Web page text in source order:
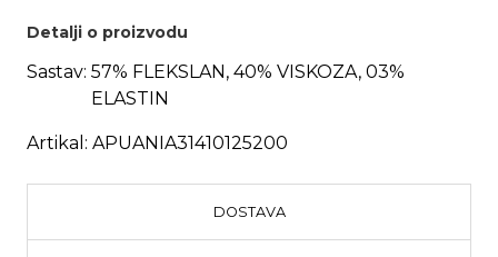
Detalji o proizvodu
Sastav: 57% FLEKSLAN, 40% VISKOZA, 03%
ELASTIN
Artikal: APUANIA31410125200
DOSTAVA